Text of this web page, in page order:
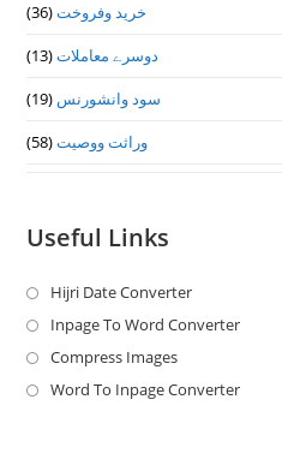
خرید وفروخت(36)
دوسرے معاملات(13)
سود وانشورنس (19)
وراثت ووصيت(58)
Useful Links
Hijri Date ConverterOpens
in
new
Inpage To Word ConverterOpens
a
Compress ImagesOpens
in
Word To Inpage ConverterOpens